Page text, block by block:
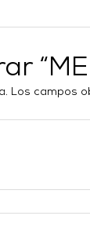
Los campos